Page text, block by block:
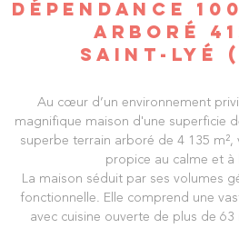
DÉPENDANCE
ARBORÉ
SAINT-LYÉ
Au cœur d’un environnement
magnifique maison d'une superficie
superbe terrain arboré de 4 135
propice au calme et à
La maison séduit par ses volumes
fonctionnelle. Elle comprend une
avec cuisine ouverte de plus de 63